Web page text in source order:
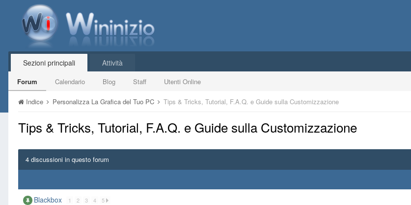
Sezioni principali
Forum Calendario Blog Staff Utenti Online
Attività
Indice Personalizza La Grafica del Tuo PC Tips & Tricks, Tutorial, F.A.Q. e Guide sulla Customizzazione
Tips & Tricks, Tutorial, F.A.Q. e Guide sulla Customizzazione
4 discussioni in questo forum
Blackbox 1 2 3 4 5